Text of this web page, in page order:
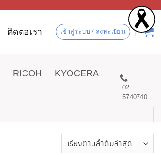
ติดต่อเรา เข้าสู่ระบบ / ลงทะเบียน
RICOH KYOCERA
02-
5740740